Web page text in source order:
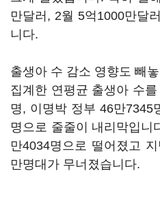
만달러, 2월 5억1000만달
니다.
출생아 수 감소 영향도 빼
집계한 연평균 출생아 수
명, 이명박 정부 46만7345
명으로 줄줄이 내리막입니
만4034명으로 떨어졌고
만명대가 무너졌습니다.